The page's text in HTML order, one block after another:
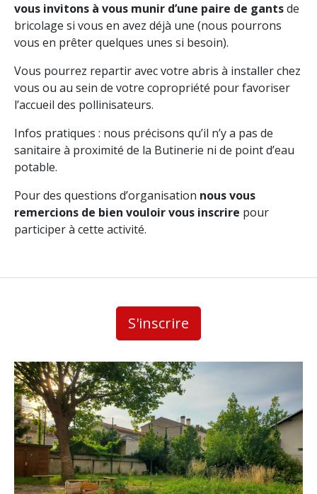
vous invitons à vous munir d’une paire de gantsde
bricolage si vous en avez déjà une (nous pourrons
vous en prêter quelques unes si besoin).
Vous pourrez repartir avec votre abris à installer chez
vous ou au sein de votre copropriété pour favoriser
l’accueil des pollinisateurs.
Infos pratiques : nous précisons qu’il n’y a pas de
sanitaire à proximité de la Butinerie ni de point d’eau
potable.
Pour des questions d’organisation nous vous
remercions de bien vouloir vous inscrire pour
participer à cette activité.
S'inscrire